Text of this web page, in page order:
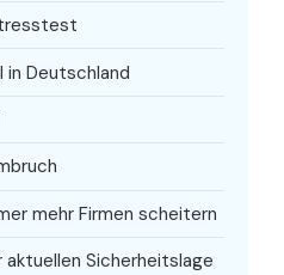
in Deutschland
mehr Firmen scheitern
aktuellen Sicherheitslage